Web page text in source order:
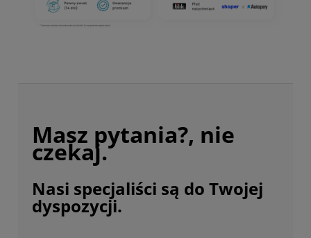
Masz pytania?, nie
czekaj.
Nasi specjaliści są do Twojej
dyspozycji.